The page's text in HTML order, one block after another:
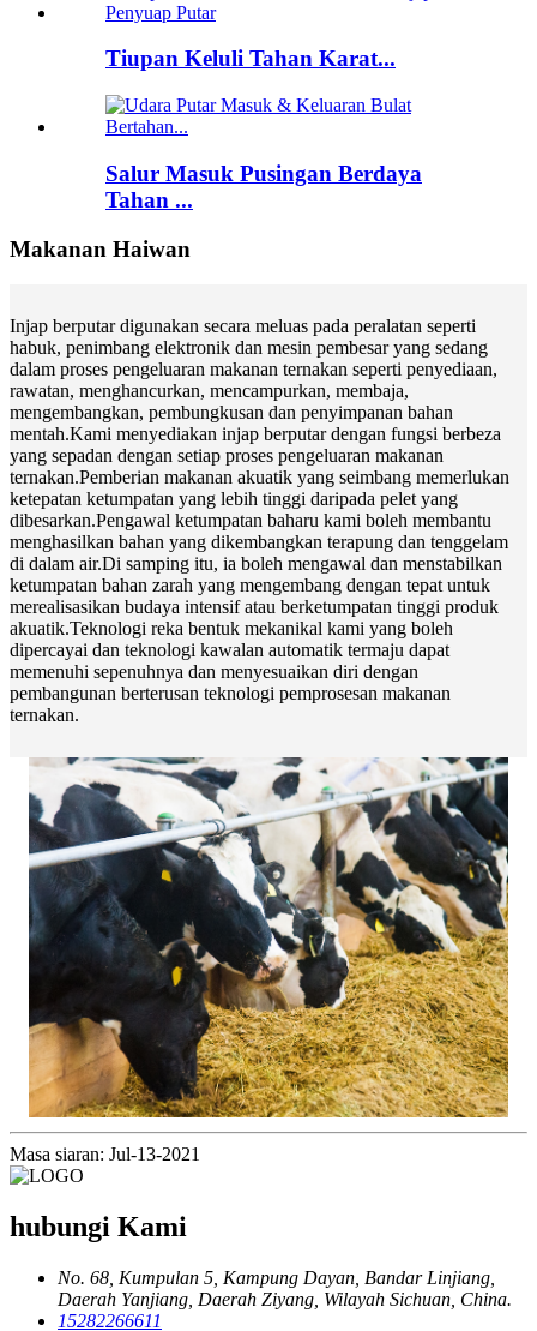
Tiupan Keluli Tahan Karat...
Salur Masuk Pusingan Berdaya
Tahan ...
Makanan Haiwan
Injap berputar digunakan secara meluas pada peralatan seperti
habuk, penimbang elektronik dan mesin pembesar yang sedang
dalam proses pengeluaran makanan ternakan seperti penyediaan,
rawatan, menghancurkan, mencampurkan, membaja,
mengembangkan, pembungkusan dan penyimpanan bahan
mentah.Kami menyediakan injap berputar dengan fungsi berbeza
yang sepadan dengan setiap proses pengeluaran makanan
ternakan.Pemberian makanan akuatik yang seimbang memerlukan
ketepatan ketumpatan yang lebih tinggi daripada pelet yang
dibesarkan.Pengawal ketumpatan baharu kami boleh membantu
menghasilkan bahan yang dikembangkan terapung dan tenggelam
di dalam air.Di samping itu, ia boleh mengawal dan menstabilkan
ketumpatan bahan zarah yang mengembang dengan tepat untuk
merealisasikan budaya intensif atau berketumpatan tinggi produk
akuatik.Teknologi reka bentuk mekanikal kami yang boleh
dipercayai dan teknologi kawalan automatik termaju dapat
memenuhi sepenuhnya dan menyesuaikan diri dengan
pembangunan berterusan teknologi pemprosesan makanan
ternakan.
Masa siaran: Jul-13-2021
hubungi Kami
No. 68, Kumpulan 5, Kampung Dayan, Bandar Linjiang,
Daerah Yanjiang, Daerah Ziyang, Wilayah Sichuan, China.
15282266611